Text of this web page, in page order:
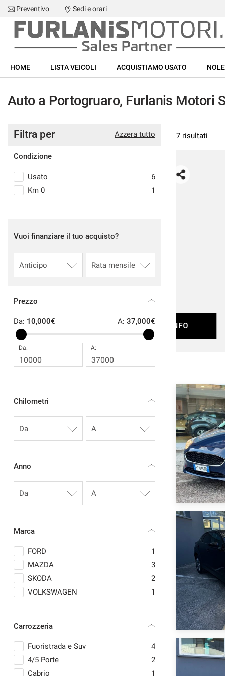
HOME
LISTA VEICOLI
ACQUISTIAMO USATO
NOLEGGIO
ASSISTENZA
DICONO DI NOI
Preventivo Sedi e orari
HOME LISTA VEICOLI ACQUISTIAMO USATO
Auto a Portogruaro, Furlanis Motori
Azzera tutto
Filtra per
Condizione
Usato
6
Km 0
1
Vuoi finanziare il tuo acquisto?
Prezzo
Da: 10,000€ A: 37,000€
Da: A:
Chilometri
Anno
Marca
FORD
1
MAZDA
3
SKODA
2
VOLKSWAGEN
1
Carrozzeria
Fuoristrada e Suv
4
4/5 Porte
2
Cabrio
1
7 risultati
/ mese
RICHIEDI INFO
tue
preferenze
di
Il
pannello
ti
di
esprimere
tue
di
consenso
tecnologie
che
offrire
le
e
le
attività
di
seguito
descritte.
Per
informazioni
e
sul
funzionamento
di
strumenti
di
tracciamento
cookie
rivedere
e
modificare
le
scelte
in
qualsiasi
momento.